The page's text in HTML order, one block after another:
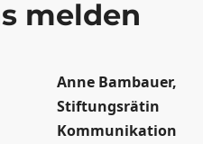
melden
Anne Bambauer,
Stiftungsrätin
Kommunikation